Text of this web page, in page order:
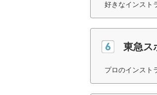
好きなインスト
東急ス
プロのインスト